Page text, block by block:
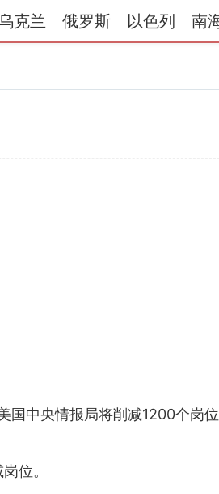
克兰 俄罗斯 以色列 南
国中央情报局将削减1200个岗
位。